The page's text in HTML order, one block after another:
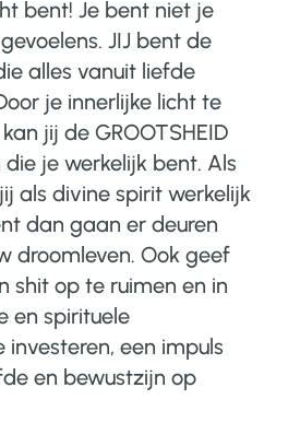
bent! Je bent niet je
JIJ bent de
alles vanuit liefde
je innerlijke licht te
jij de GROOTSHEID
je werkelijk bent. Als
als divine spirit werkelijk
dan gaan er deuren
droomleven. Ook geef
shit op te ruimen en in
en spirituele
een impuls
en bewustzijn op